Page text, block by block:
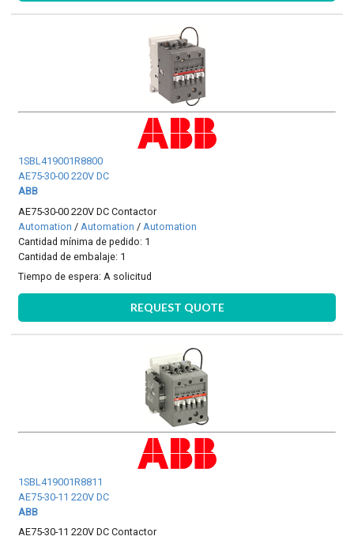
1SBL419001R8800
AE75-30-00 220V DC
ABB
AE75-30-00 220V DC Contactor
Automation / Automation / Automation
Cantidad mínima de pedido: 1
Cantidad de embalaje: 1
Tiempo de espera: A solicitud
REQUEST QUOTE
1SBL419001R8811
AE75-30-11 220V DC
ABB
AE75-30-11 220V DC Contactor